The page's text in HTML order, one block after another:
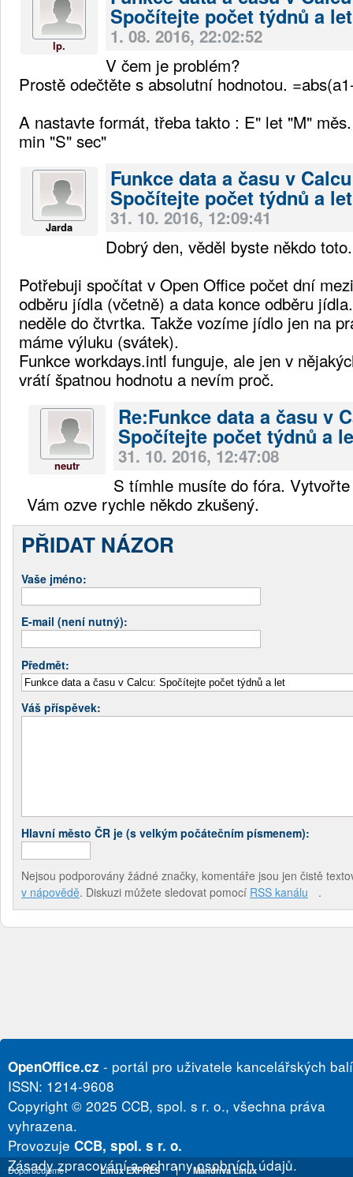
lp.
Spočítejte počet týdnů a let
1. 08. 2016, 22:02:52
V čem je problém?
Prostě odečtěte s absolutní hodnotou.
A nastavte formát, třeba takto : E" let "M"
min "S" sec"
Jarda
Funkce data a času v
Spočítejte počet týdnů a let
31. 10. 2016, 12:09:41
Dobrý den, věděl byste někdo toto.
Potřebuji spočítat v Open Office počet dní
odběru jídla (včetně) a data konce odběru
neděle do čtvrtka. Takže vozíme jídlo jen na
máme výluku (svátek).
Funkce workdays.intl funguje, ale jen v
vrátí špatnou hodnotu a nevím proč.
neutr
Re:Funkce data a času v
Spočítejte počet týdnů a
31. 10. 2016, 12:47:08
S tímhle musíte do fóra.
Vám ozve rychle někdo zkušený.
PŘIDAT NÁZOR
Vaše jméno:
E-mail (není nutný):
Předmět:
Váš příspěvek:
Hlavní město ČR je (s velkým počátečním písmenem):
Nejsou podporovány žádné značky, komentáře jsou jen čistě
v nápovědě. Diskuzi můžete sledovat pomocí RSS kanálu .
OpenOffice.cz - portál pro uživatele kancelářských
ISSN: 1214-9608
Copyright © 2025 CCB, spol. s r. o., všechna práva
vyhrazena.
Provozuje CCB, spol. s r. o.
Zásady zpracování a ochrany osobních údajů.
Doporučujeme Linux EXPRES | Mandriva Linux